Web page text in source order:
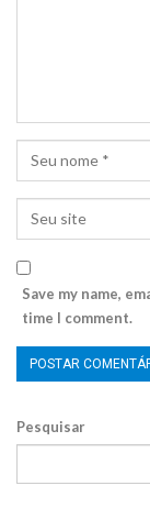
Save my name,
time I comment.
Pesquisar